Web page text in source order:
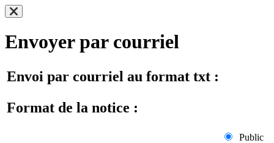
Envoyer par courriel
Envoi par courriel au format txt :
Format de la notice :
Public